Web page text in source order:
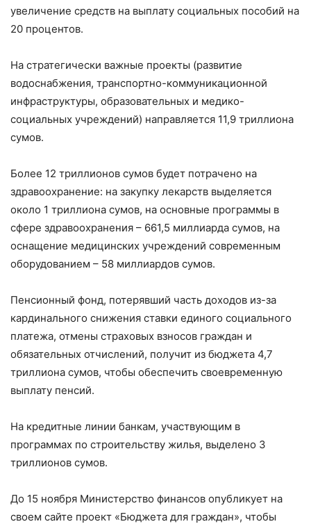
увеличение средств на выплату социальных пособий на
20 процентов.
На стратегически важные проекты (развитие
водоснабжения, транспортно-коммуникационной
инфраструктуры, образовательных и медико-
социальных учреждений) направляется 11,9 триллиона
сумов.
Более 12 триллионов сумов будет потрачено на
здравоохранение: на закупку лекарств выделяется
около 1 триллиона сумов, на основные программы в
сфере здравоохранения – 661,5 миллиарда сумов, на
оснащение медицинских учреждений современным
оборудованием – 58 миллиардов сумов.
Пенсионный фонд, потерявший часть доходов из-за
кардинального снижения ставки единого социального
платежа, отмены страховых взносов граждан и
обязательных отчислений, получит из бюджета 4,7
триллиона сумов, чтобы обеспечить своевременную
выплату пенсий.
На кредитные линии банкам, участвующим в
программах по строительству жилья, выделено 3
триллионов сумов.
До 15 ноября Министерство финансов опубликует на
своем сайте проект «Бюджета для граждан», чтобы